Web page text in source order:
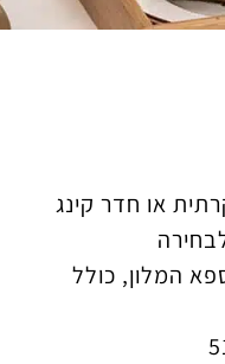
או חדר קינג
המלון, כולל